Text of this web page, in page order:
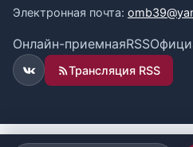
Электронная почта:
Онлайн-приемнаяRSS
ВКонтакте
Трансляция RSS